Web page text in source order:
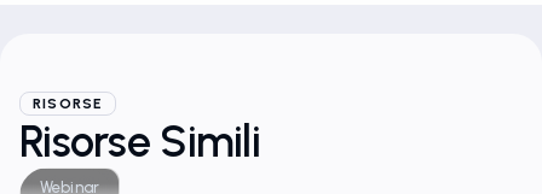
RISORSE
Risorse Simili
Webinar